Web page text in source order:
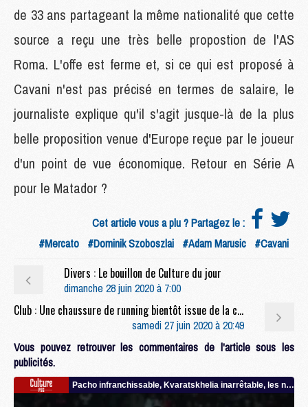
de 33 ans partageant la même nationalité que cette
source a reçu une très belle propostion de l'AS
Roma. L'offe est ferme et, si ce qui est proposé à
Cavani n'est pas précisé en termes de salaire, le
journaliste explique qu'il s'agit jusque-là de la plus
belle proposition venue d'Europe reçue par le joueur
d'un point de vue économique. Retour en Série A
pour le Matador ?
Cet article vous a plu ? Partagez le :
#Mercato #Dominik Szoboszlai #Adam Marusic #Cavani
Divers : Le bouillon de Culture du jour
dimanche 28 juin 2020 à 7:00
Club : Une chaussure de running bientôt issue de la collaboration PSG x Jordan
samedi 27 juin 2020 à 20:49
Vous pouvez retrouver les commentaires de l'article sous les
publicités.